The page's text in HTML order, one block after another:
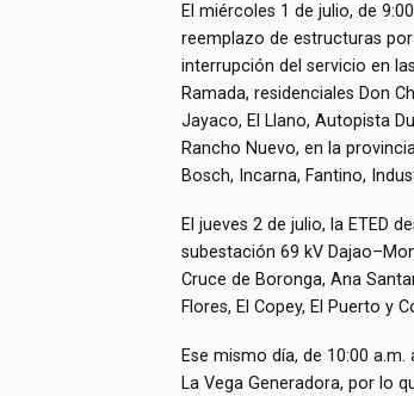
El miércoles 1 de julio, de
reemplazo de estructuras
interrupción del servicio en
Ramada, residenciales Don
Jayaco, El Llano, Autopista
Rancho Nuevo, en la
Bosch, Incarna, Fantino,
El jueves 2 de julio, la ETED
subestación 69 kV
Cruce de Boronga, Ana
Flores, El Copey, El Puerto y
Ese mismo día, de 10:00
La Vega Generadora, por lo